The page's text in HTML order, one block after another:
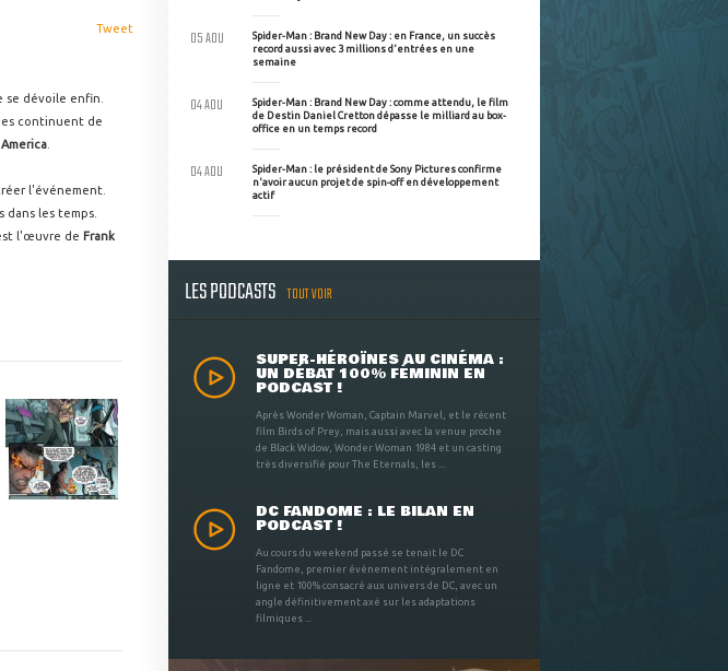
Tweet
se dévoile enfin.
continuent de
l'événement.
les temps.
l'œuvre de Frank
Spider-Man : Brand New Day : en France, un succès
record aussi avec 3 millions d'entrées en une
semaine
05 AOU
Spider-Man : Brand New Day : comme attendu, le film
de Destin Daniel Cretton dépasse le milliard au box-
office en un temps record
04 AOU
Spider-Man : le président de Sony Pictures confirme
n'avoir aucun projet de spin-off en développement
actif
04 AOU
LES PODCASTS TOUT VOIR
SUPER-HÉROÏNES AU CINÉMA :
UN DÉBAT 100% FÉMININ EN
PODCAST !
Après Wonder Woman, Captain Marvel, et le récent
film Birds of Prey, mais aussi avec la venue proche
de Black Widow, Wonder Woman 1984 et un casting
très diversifié pour The Eternals, les ...
DC FANDOME : LE BILAN EN
PODCAST !
Au cours du weekend passé se tenait le DC
Fandome, premier évènement intégralement en
ligne et 100% consacré aux univers de DC, avec un
angle définitivement axé sur les adaptations
filmiques ...